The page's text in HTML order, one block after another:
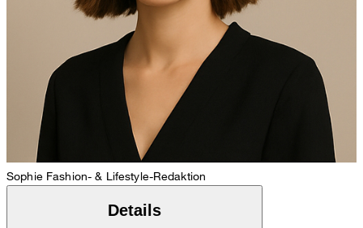
Sophie Fashion- & Lifestyle-Redaktion
Details